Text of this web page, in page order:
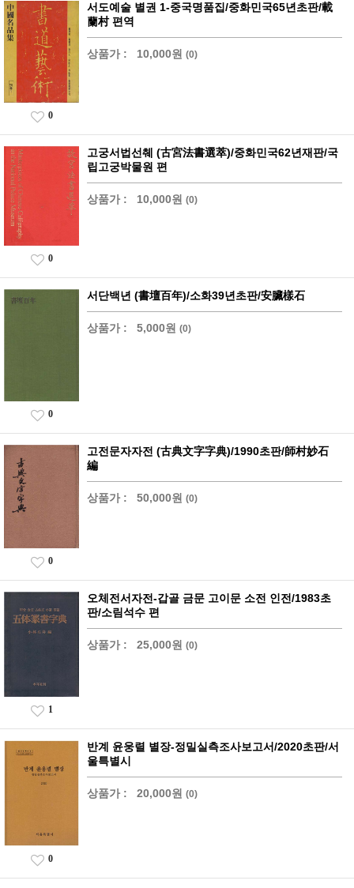
서도예술 별권 1-중국명품집/중화민국65년초판/載
蘭村 편역
상품가 : 10,000원 (0)
0
고궁서법선췌 (古宮法書選萃)/중화민국62년재판/국
립고궁박물원 편
상품가 : 10,000원 (0)
0
서단백년 (書壇百年)/소화39년초판/安臟樣石
상품가 : 5,000원 (0)
0
고전문자자전 (古典文字字典)/1990초판/師村妙石
編
상품가 : 50,000원 (0)
0
오체전서자전-갑골 금문 고이문 소전 인전/1983초
판/소림석수 편
상품가 : 25,000원 (0)
1
반계 윤웅렬 별장-정밀실측조사보고서/2020초판/서
울특별시
상품가 : 20,000원 (0)
0